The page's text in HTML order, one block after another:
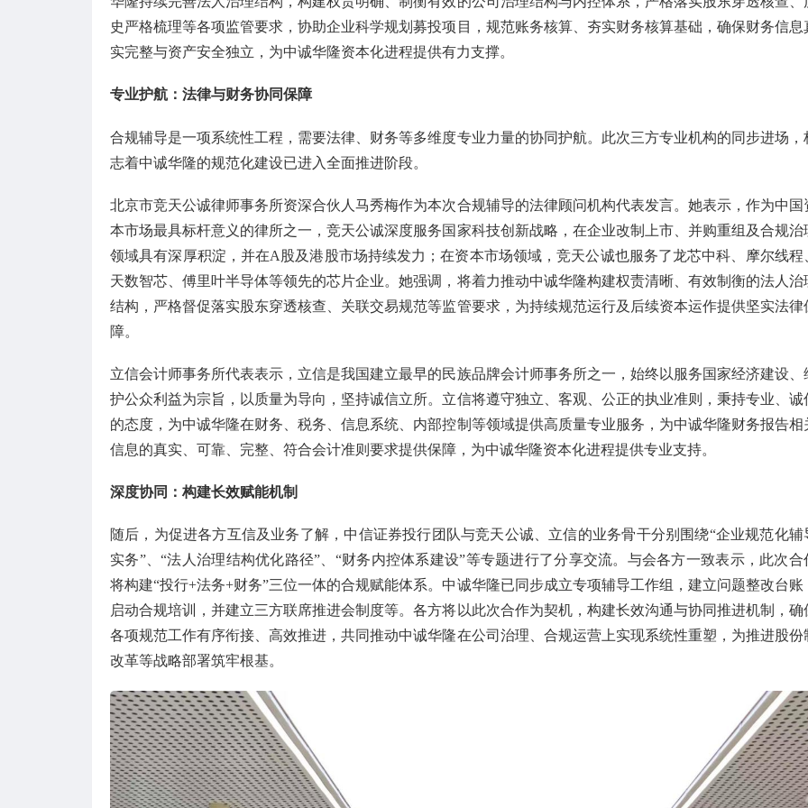
史严格梳理等各项监管要求，协助企业科学规划募投项目，规范账务核算、夯实财务核算基础，确保财务信息
实完整与资产安全独立，为中诚华隆资本化进程提供有力支撑。
专业护航：法律与财务协同保障
合规辅导是一项系统性工程，需要法律、财务等多维度专业力量的协同护航。此次三方专业机构的同步进场，
志着中诚华隆的规范化建设已进入全面推进阶段。
北京市竞天公诚律师事务所资深合伙人马秀梅作为本次合规辅导的法律顾问机构代表发言。她表示，作为中国
本市场最具标杆意义的律所之一，竞天公诚深度服务国家科技创新战略，在企业改制上市、并购重组及合规治
领域具有深厚积淀，并在A股及港股市场持续发力；在资本市场领域，竞天公诚也服务了龙芯中科、摩尔线程
天数智芯、傅里叶半导体等领先的芯片企业。她强调，将着力推动中诚华隆构建权责清晰、有效制衡的法人治
结构，严格督促落实股东穿透核查、关联交易规范等监管要求，为持续规范运行及后续资本运作提供坚实法律
障。
立信会计师事务所代表表示，立信是我国建立最早的民族品牌会计师事务所之一，始终以服务国家经济建设、
护公众利益为宗旨，以质量为导向，坚持诚信立所。立信将遵守独立、客观、公正的执业准则，秉持专业、诚
的态度，为中诚华隆在财务、税务、信息系统、内部控制等领域提供高质量专业服务，为中诚华隆财务报告相
信息的真实、可靠、完整、符合会计准则要求提供保障，为中诚华隆资本化进程提供专业支持。
深度协同：构建长效赋能机制
随后，为促进各方互信及业务了解，中信证券投行团队与竞天公诚、立信的业务骨干分别围绕“企业规范化辅
实务”、“法人治理结构优化路径”、“财务内控体系建设”等专题进行了分享交流。与会各方一致表示，此次合
将构建“投行+法务+财务”三位一体的合规赋能体系。中诚华隆已同步成立专项辅导工作组，建立问题整改台账
启动合规培训，并建立三方联席推进会制度等。各方将以此次合作为契机，构建长效沟通与协同推进机制，确
各项规范工作有序衔接、高效推进，共同推动中诚华隆在公司治理、合规运营上实现系统性重塑，为推进股份
改革等战略部署筑牢根基。